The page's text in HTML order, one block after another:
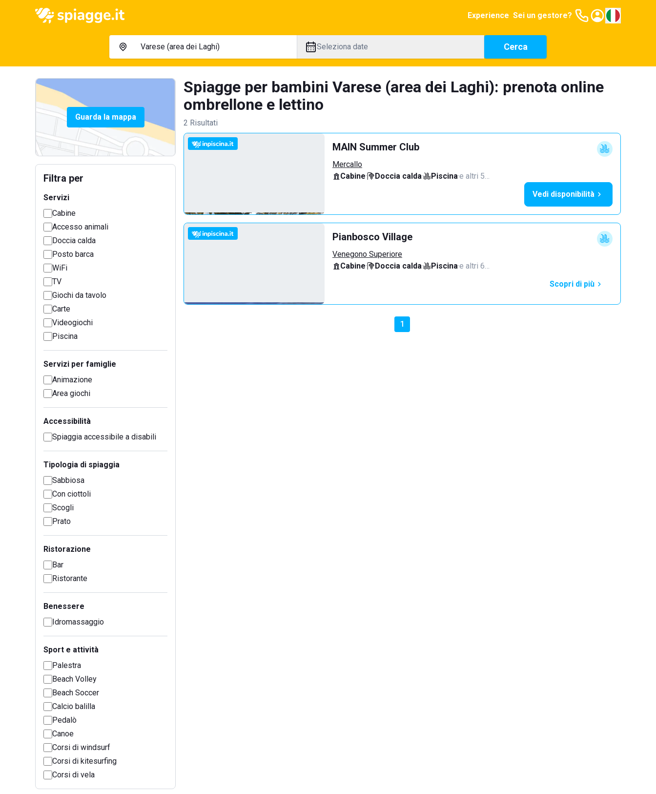
Experience Sei un gestore?
Seleziona date Cerca
Guarda la mappa
Filtra per
Servizi
Cabine
Accesso animali
Doccia calda
Posto barca
WiFi
TV
Giochi da tavolo
Carte
Videogiochi
Piscina
Servizi per famiglie
Animazione
Area giochi
Accessibilità
Spiaggia accessibile a disabili
Tipologia di spiaggia
Sabbiosa
Con ciottoli
Scogli
Prato
Ristorazione
Bar
Ristorante
Benessere
Idromassaggio
Sport e attività
Palestra
Beach Volley
Beach Soccer
Calcio balilla
Pedalò
Canoe
Corsi di windsurf
Corsi di kitesurfing
Corsi di vela
Spiagge per bambini Varese (area dei Laghi): prenota online
ombrellone e lettino
2 Risultati
MAIN Summer Club
Mercallo
Cabine· Doccia calda· Piscina·e altri 5…
Vedi disponibilità
Pianbosco Village
Venegono Superiore
Cabine· Doccia calda· Piscina·e altri 6…
Scopri di più
1